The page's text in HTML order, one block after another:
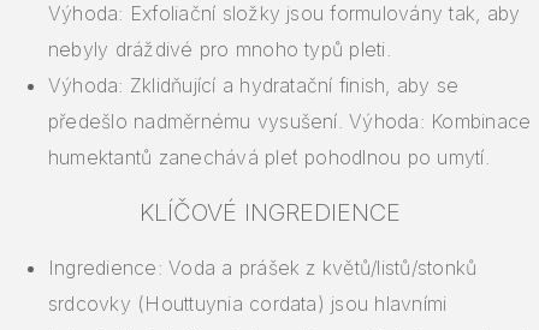
Výhoda: Exfoliační složky jsou formulovány tak, aby
nebyly dráždivé pro mnoho typů pleti.
Výhoda: Zklidňující a hydratační finish, aby se
předešlo nadměrnému vysušení. Výhoda: Kombinace
humektantů zanechává pleť pohodlnou po umytí.
KLÍČOVÉ INGREDIENCE
Ingredience: Voda a prášek z květů/listů/stonků
srdcovky (Houttuynia cordata) jsou hlavními